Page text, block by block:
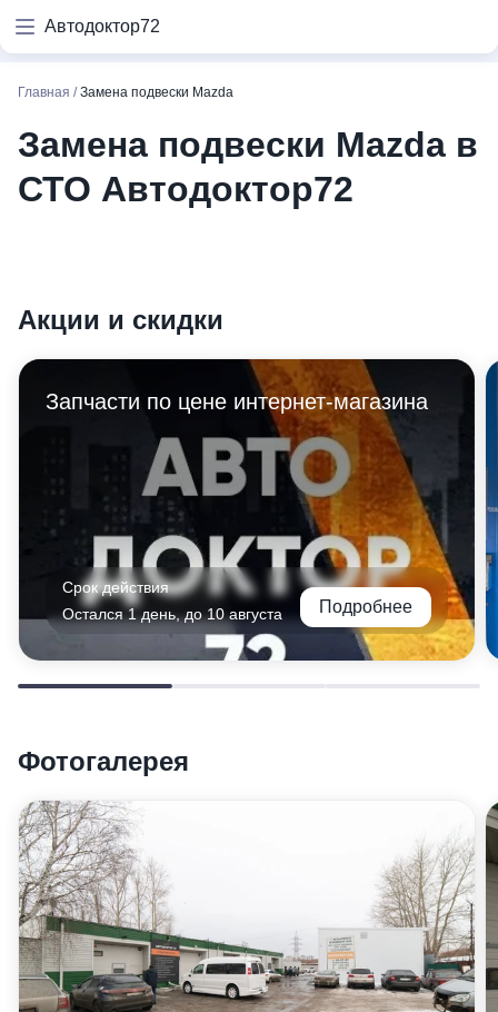
Автодоктор72
Главная /Замена подвески Mazda
Замена подвески Mazda в
СТО Автодоктор72
Акции и скидки
Запчасти по цене интернет-магазина
Срок действия
Остался 1 день, до 10 августа
Подробнее
Фотогалерея